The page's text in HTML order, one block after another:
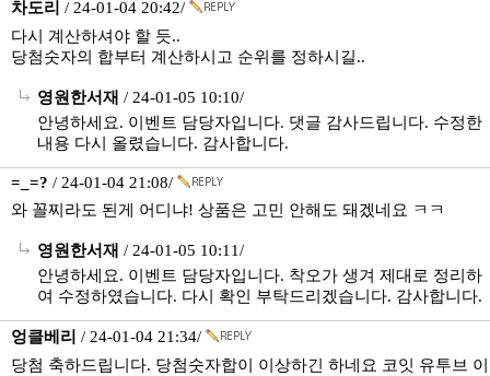
차도리 / 24-01-04 20:42/
다시 계산하셔야 할 듯..
당첨숫자의 합부터 계산하시고 순위를 정하시길..
영원한서재 / 24-01-05 10:10/
안녕하세요. 이벤트 담당자입니다. 댓글 감사드립니다. 수정한
내용 다시 올렸습니다. 감사합니다.
=_=? / 24-01-04 21:08/
와 꼴찌라도 된게 어디냐! 상품은 고민 안해도 돼겠네요 ㅋㅋ
영원한서재 / 24-01-05 10:11/
안녕하세요. 이벤트 담당자입니다. 착오가 생겨 제대로 정리하
여 수정하였습니다. 다시 확인 부탁드리겠습니다. 감사합니다.
엉클베리 / 24-01-04 21:34/
당첨 축하드립니다. 당첨숫자합이 이상하긴 하네요 코잇 유투브 이